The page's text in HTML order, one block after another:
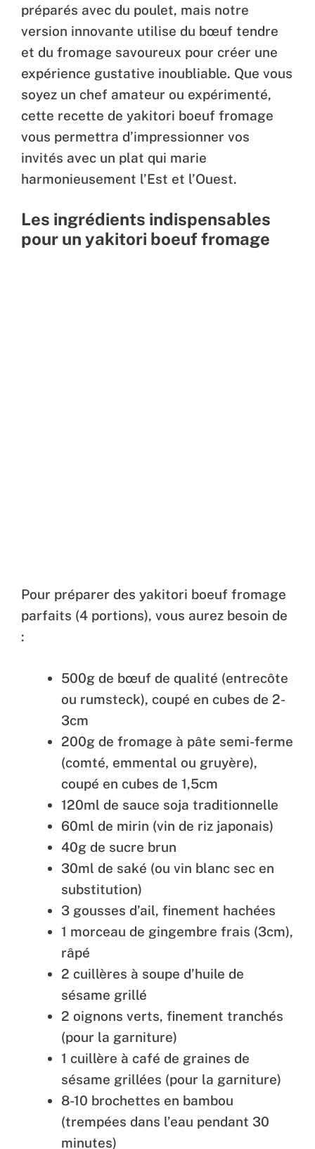
préparés avec du poulet, mais notre
version innovante utilise du bœuf tendre
et du fromage savoureux pour créer une
expérience gustative inoubliable. Que vous
soyez un chef amateur ou expérimenté,
cette recette de yakitori boeuf fromage
vous permettra d’impressionner vos
invités avec un plat qui marie
harmonieusement l’Est et l’Ouest.
Les ingrédients indispensables
pour un yakitori boeuf fromage
Pour préparer des yakitori boeuf fromage
parfaits (4 portions), vous aurez besoin de
:
500g de bœuf de qualité (entrecôte
ou rumsteck), coupé en cubes de 2-
3cm
200g de fromage à pâte semi-ferme
(comté, emmental ou gruyère),
coupé en cubes de 1,5cm
120ml de sauce soja traditionnelle
60ml de mirin (vin de riz japonais)
40g de sucre brun
30ml de saké (ou vin blanc sec en
substitution)
3 gousses d’ail, finement hachées
1 morceau de gingembre frais (3cm),
râpé
2 cuillères à soupe d’huile de
sésame grillé
2 oignons verts, finement tranchés
(pour la garniture)
1 cuillère à café de graines de
sésame grillées (pour la garniture)
8-10 brochettes en bambou
(trempées dans l’eau pendant 30
minutes)